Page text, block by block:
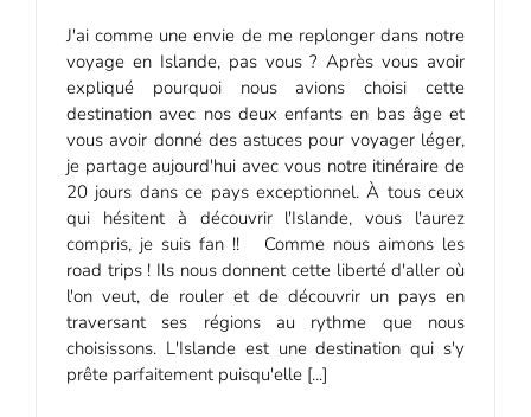
J'ai comme une envie de me replonger dans notre
voyage en Islande, pas vous ? Après vous avoir
expliqué pourquoi nous avions choisi cette
destination avec nos deux enfants en bas âge et
vous avoir donné des astuces pour voyager léger,
je partage aujourd'hui avec vous notre itinéraire de
20 jours dans ce pays exceptionnel. À tous ceux
qui hésitent à découvrir l'Islande, vous l'aurez
compris, je suis fan !! Comme nous aimons les
road trips ! Ils nous donnent cette liberté d'aller où
l'on veut, de rouler et de découvrir un pays en
traversant ses régions au rythme que nous
choisissons. L'Islande est une destination qui s'y
prête parfaitement puisqu'elle [...]